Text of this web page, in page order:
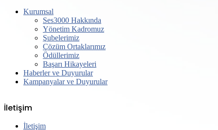
Kurumsal
Ses3000 Hakkında
Yönetim Kadromuz
Şubelerimiz
Çözüm Ortaklarımız
Ödüllerimiz
Başarı Hikayeleri
Haberler ve Duyurular
Kampanyalar ve Duyurular
İletişim
İletişim